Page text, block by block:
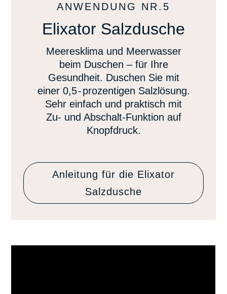
ANWENDUNG NR.5
Elixator Salzdusche
Meeresklima und Meerwasser
beim Duschen – für Ihre
Gesundheit. Duschen Sie mit
einer 0,5-prozentigen Salzlösung.
Sehr einfach und praktisch mit
Zu- und Abschalt-Funktion auf
Knopfdruck.
Anleitung für die Elixator
Salzdusche